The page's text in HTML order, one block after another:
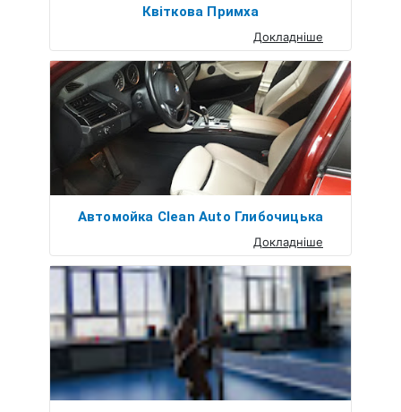
Квіткова Примха
Докладніше
Автомойка Clean Auto Глибочицька
Докладніше